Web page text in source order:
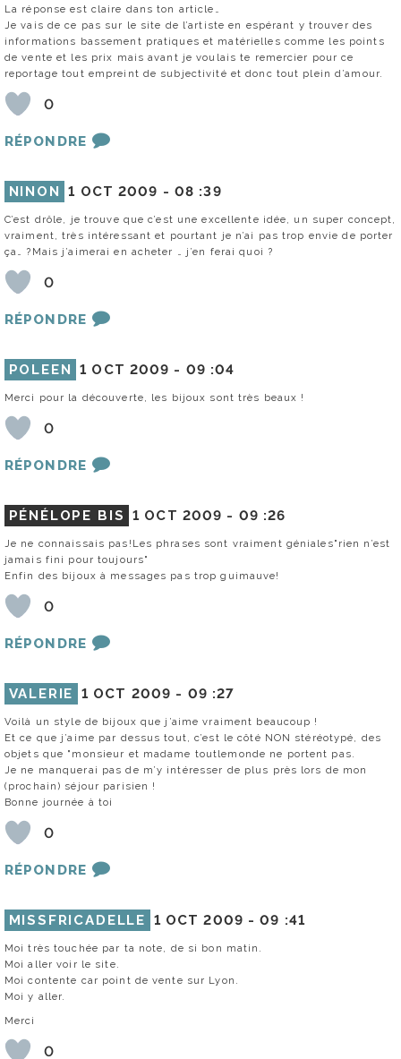
La réponse est claire dans ton article…
Je vais de ce pas sur le site de l’artiste en espérant y trouver des
informations bassement pratiques et matérielles comme les points
de vente et les prix mais avant je voulais te remercier pour ce
reportage tout empreint de subjectivité et donc tout plein d’amour.
0
RÉPONDRE
NINON 1 OCT 2009 - 08 :39
C’est drôle, je trouve que c’est une excellente idée, un super concept,
vraiment, très intéressant et pourtant je n’ai pas trop envie de porter
ça… ?Mais j’aimerai en acheter … j’en ferai quoi ?
0
RÉPONDRE
POLEEN 1 OCT 2009 - 09 :04
Merci pour la découverte, les bijoux sont très beaux !
0
RÉPONDRE
PÉNÉLOPE BIS 1 OCT 2009 - 09 :26
Je ne connaissais pas!Les phrases sont vraiment géniales"rien n’est
jamais fini pour toujours"
Enfin des bijoux à messages pas trop guimauve!
0
RÉPONDRE
VALERIE 1 OCT 2009 - 09 :27
Voilà un style de bijoux que j’aime vraiment beaucoup !
Et ce que j’aime par dessus tout, c’est le côté NON stéréotypé, des
objets que "monsieur et madame toutlemonde ne portent pas.
Je ne manquerai pas de m’y intéresser de plus près lors de mon
(prochain) séjour parisien !
Bonne journée à toi
0
RÉPONDRE
MISSFRICADELLE 1 OCT 2009 -09 :41
Moi très touchée par ta note, de si bon matin.
Moi aller voir le site.
Moi contente car point de vente sur Lyon.
Moi y aller.
Merci
0